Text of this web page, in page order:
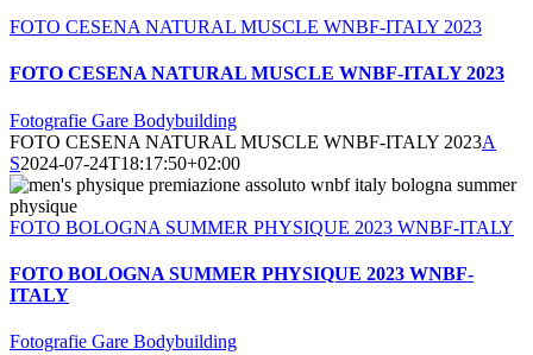
FOTO CESENA NATURAL MUSCLE WNBF-ITALY 2023
FOTO CESENA NATURAL MUSCLE WNBF-ITALY 2023
Fotografie Gare Bodybuilding
FOTO CESENA NATURAL MUSCLE WNBF-ITALY 2023A
S2024-07-24T18:17:50+02:00
FOTO BOLOGNA SUMMER PHYSIQUE 2023 WNBF-ITALY
FOTO BOLOGNA SUMMER PHYSIQUE 2023 WNBF-
ITALY
Fotografie Gare Bodybuilding